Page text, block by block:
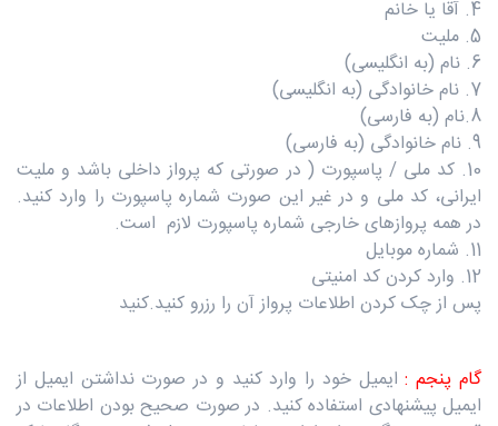
4. آقا یا خانم
5. ملیت
6. نام (به انگلیسی)
7. نام خانوادگی (به انگلیسی)
8.نام (به فارسی)
9. نام خانوادگی (به فارسی)
10. کد ملی / پاسپورت ( در صورتی که پرواز داخلی باشد و ملیت
ایرانی، کد ملی و در غیر این صورت شماره پاسپورت را وارد کنید.
در همه پروازهای خارجی شماره پاسپورت لازم است.
11. شماره موبایل
12. وارد کردن کد امنیتی
پس از چک کردن اطلاعات پرواز آن را رزرو کنید.کنید
گام پنجم :ایمیل خود را وارد کنید و در صورت نداشتن ایمیل از
ایمیل پیشنهادی استفاده کنید. در صورت صحیح بودن اطلاعات در